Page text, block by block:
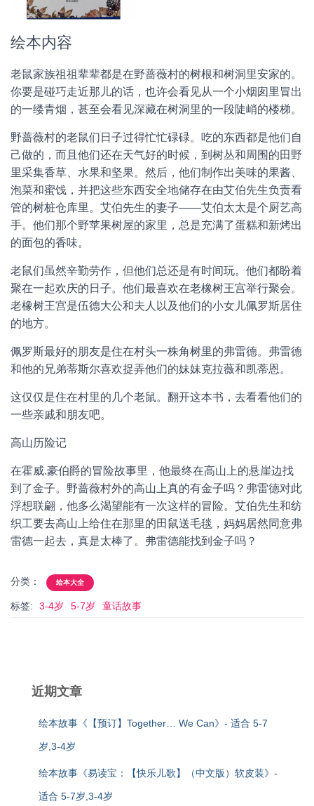
绘本内容
老鼠家族祖祖辈辈都是在野蔷薇村的树根和树洞里安家的。
你要是碰巧走近那儿的话，也许会看见从一个小烟囱里冒出
的一缕青烟，甚至会看见深藏在树洞里的一段陡峭的楼梯。
野蔷薇村的老鼠们日子过得忙忙碌碌。吃的东西都是他们自
己做的，而且他们还在天气好的时候，到树丛和周围的田野
里采集香草、水果和坚果。然后，他们制作出美味的果酱、
泡菜和蜜饯，并把这些东西安全地储存在由艾伯先生负责看
管的树桩仓库里。艾伯先生的妻子——艾伯太太是个厨艺高
手。他们那个野苹果树屋的家里，总是充满了蛋糕和新烤出
的面包的香味。
老鼠们虽然辛勤劳作，但他们总还是有时间玩。他们都盼着
聚在一起欢庆的日子。他们最喜欢在老橡树王宫举行聚会。
老橡树王宫是伍德大公和夫人以及他们的小女儿佩罗斯居住
的地方。
佩罗斯最好的朋友是住在村头一株角树里的弗雷德。弗雷德
和他的兄弟蒂斯尔喜欢捉弄他们的妹妹克拉薇和凯蒂恩。
这仅仅是住在村里的几个老鼠。翻开这本书，去看看他们的
一些亲戚和朋友吧。
高山历险记
在霍威.豪伯爵的冒险故事里，他最终在高山上的悬崖边找
到了金子。野蔷薇村外的高山上真的有金子吗？弗雷德对此
浮想联翩，他多么渴望能有一次这样的冒险。艾伯先生和纺
织工要去高山上给住在那里的田鼠送毛毯，妈妈居然同意弗
雷德一起去，真是太棒了。弗雷德能找到金子吗？
分类： 绘本大全
标签: 3-4岁 5-7岁 童话故事
近期文章
绘本故事《【预订】Together… We Can》- 适合 5-7
岁,3-4岁
绘本故事《易读宝：【快乐儿歌】（中文版）软皮装》-
适合 5-7岁,3-4岁